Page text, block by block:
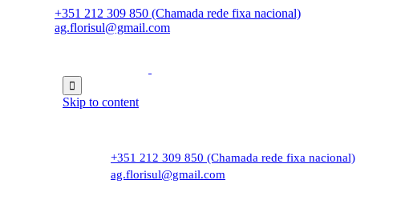
+351 212 309 850 (Chamada rede fixa nacional)
ag.florisul@gmail.com

Skip to content
+351 212 309 850 (Chamada rede fixa nacional)
ag.florisul@gmail.com